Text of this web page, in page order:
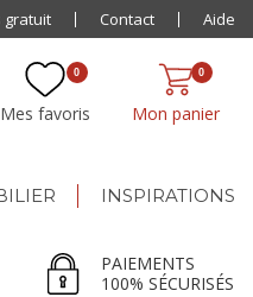
Mon panier
0
Mes favoris
0
INSPIRATIONS
PAIEMENTS
100% SÉCURISÉS
48x
gratuit Contact Aide